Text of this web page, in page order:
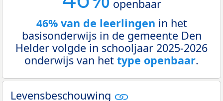
openbaar
46% van de leerlingen in het
basisonderwijs in de gemeente Den
Helder volgde in schooljaar 2025-2026
onderwijs van het type openbaar.
Levensbeschouwing